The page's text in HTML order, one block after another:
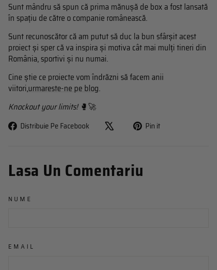
Sunt mândru să spun că prima mănușă de box a fost lansată
în spațiu de către o companie românească.
Sunt recunoscător că am putut să duc la bun sfârșit acest
proiect și sper că va inspira și motiva cât mai mulți tineri din
România, sportivi și nu numai.
Cine știe ce proiecte vom îndrăzni să facem anii
viitori,urmareste-ne pe blog.
Knockout your limits!🥊🚀
Distribuie Pe Facebook
Share
Pin it
Lasa Un Comentariu
NUME
EMAIL